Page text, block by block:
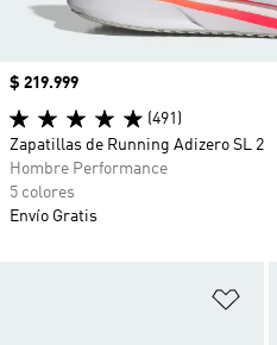
Precio
$ 219.999
(491)
Zapatillas de Running Adizero SL 2
Hombre Performance
5 colores
Envío Gratis